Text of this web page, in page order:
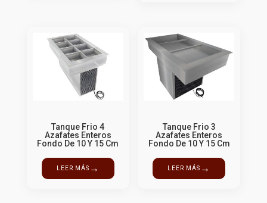
Tanque Frio 4
Azafates Enteros
Fondo De 10 Y 15 Cm
LEER MÁS →
Tanque Frio 3
Azafates Enteros
Fondo De 10 Y 15 Cm
LEER MÁS →